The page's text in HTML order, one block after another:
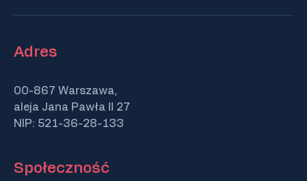
Adres
00-867 Warszawa,
aleja Jana Pawła II 27
NIP: 521-36-28-133
Społeczność